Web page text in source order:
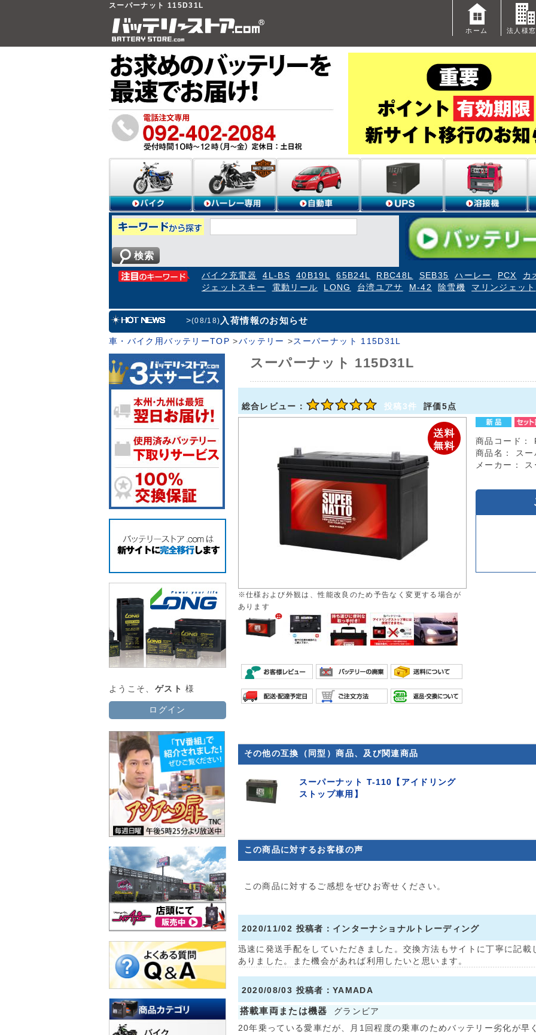
スーパーナット 115D31L
ホーム 法人様窓
検索
バイク充電器 4L-BS 40B19L 65B24L RBC48L SEB35 ハーレー PCX カ
ジェットスキー
電動リール LONG 台湾ユアサ M-42 除雪機 マリンジェット
>(08/18) 入荷情報のお知らせ
車・バイク用バッテリーTOP >バッテリー >スーパーナット 115D31L
スーパーナット 115D31L
総合レビュー： 投稿3件 評価5点
※仕様および外観は、性能改良のため予告なく変更する場合が
あります
商品コード：
商品名：
ス
メーカー：
ス
その他の互換（同型）商品、及び関連商品
スーパーナット T-110【アイドリング
ストップ車用】
この商品に対するお客様の声
この商品に対するご感想をぜひお寄せください。
2020/11/02 投稿者：インターナショナルトレーディング
迅速に発送手配をしていただきました。交換方法もサイトに丁寧に記載
ありました。また機会があれば利用したいと思います。
2020/08/03 投稿者：YAMADA
搭載車両または機器
グランビア
20年乗っている愛車だが、月1回程度の乗車のためバッテリー劣化が早
ようこそ、 ゲスト 様
ログイン